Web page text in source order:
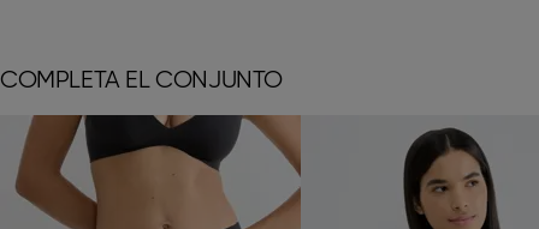
COMPLETA EL CONJUNTO